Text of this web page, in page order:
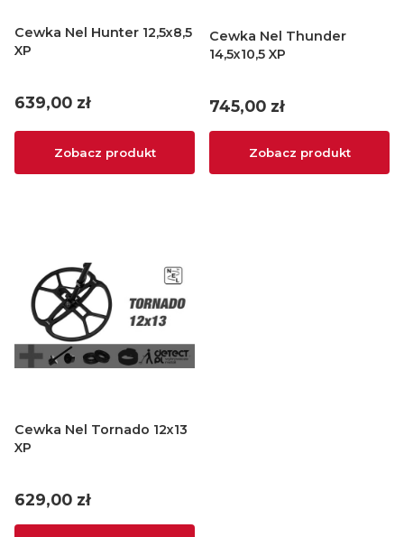
Cewka Nel Hunter 12,5x8,5
XP
Cena
639,00 zł
Zobacz produkt
Cewka Nel Thunder
14,5x10,5 XP
Cena
745,00 zł
Zobacz produkt
Cewka Nel Tornado 12x13
XP
Cena
629,00 zł